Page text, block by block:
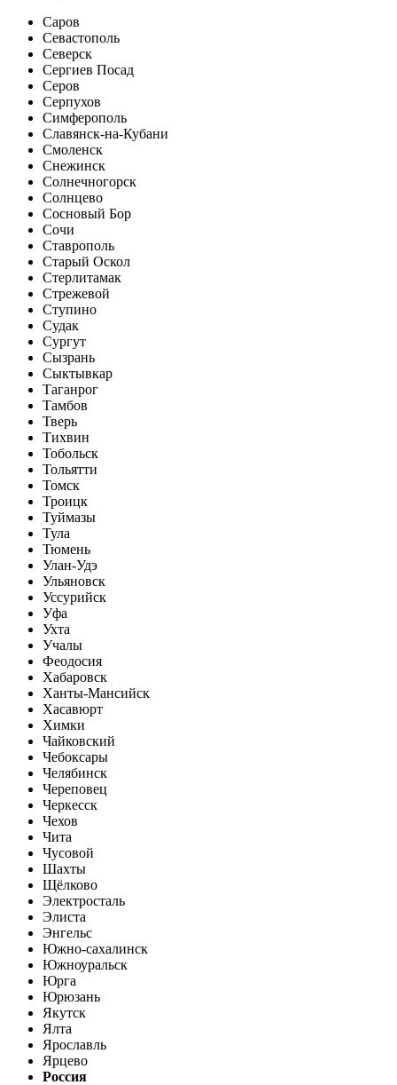
Саров
Севастополь
Северск
Сергиев Посад
Серов
Серпухов
Симферополь
Славянск-на-Кубани
Смоленск
Снежинск
Солнечногорск
Солнцево
Сосновый Бор
Сочи
Ставрополь
Старый Оскол
Стерлитамак
Стрежевой
Ступино
Судак
Сургут
Сызрань
Сыктывкар
Таганрог
Тамбов
Тверь
Тихвин
Тобольск
Тольятти
Томск
Троицк
Туймазы
Тула
Тюмень
Улан-Удэ
Ульяновск
Уссурийск
Уфа
Ухта
Учалы
Феодосия
Хабаровск
Ханты-Мансийск
Хасавюрт
Химки
Чайковский
Чебоксары
Челябинск
Череповец
Черкесск
Чехов
Чита
Чусовой
Шахты
Щёлково
Электросталь
Элиста
Энгельс
Южно-сахалинск
Южноуральск
Юрга
Юрюзань
Якутск
Ялта
Ярославль
Ярцево
Россия